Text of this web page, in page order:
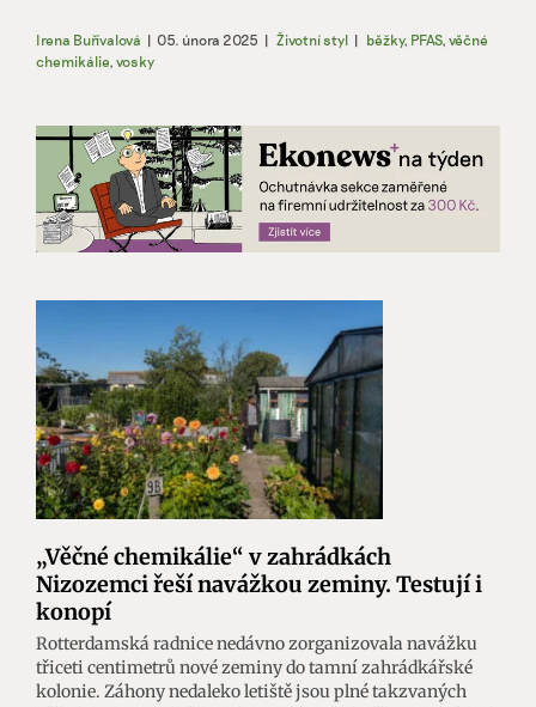
Irena Buřívalová | 05. února 2025 | Životní styl | běžky, PFAS, věčné
chemikálie, vosky
„Věčné chemikálie“ v zahrádkách
Nizozemci řeší navážkou zeminy. Testují i
konopí
Rotterdamská radnice nedávno zorganizovala navážku
třiceti centimetrů nové zeminy do tamní zahrádkářské
kolonie. Záhony nedaleko letiště jsou plné takzvaných